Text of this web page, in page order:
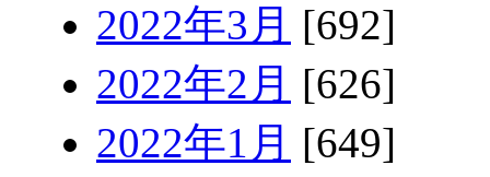
2022年3月 [692]
2022年2月 [626]
2022年1月 [649]